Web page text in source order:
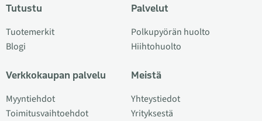
Tutustu
Tuotemerkit
Blogi
Verkkokaupan palvelu
Myyntiehdot
Toimitusvaihtoehdot
Palvelut
Polkupyörän huolto
Hiihtohuolto
Meistä
Yhteystiedot
Yrityksestä